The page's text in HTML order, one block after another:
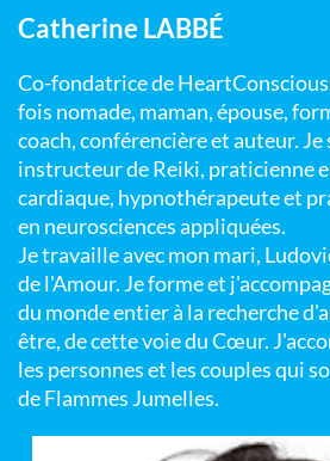
Catherine LABBÉ
Co-fondatrice de
fois nomade, maman, épouse,
coach, conférencière et auteur.
instructeur de Reiki, praticienne
cardiaque, hypnothérapeute et
en neurosciences appliquées.
Je travaille avec mon mari,
de l'Amour. Je forme et
du monde entier à la recherche
être, de cette voie du Cœur.
les personnes et les couples qui
de Flammes Jumelles.